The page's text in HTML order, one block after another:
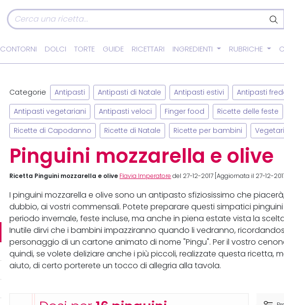
CONTORNI DOLCI TORTE GUIDE RICETTARI INGREDIENTI RUBRICHE
Categorie Antipasti Antipasti di Natale Antipasti estivi Antipasti
Antipasti vegetariani Antipasti veloci Finger food Ricette delle feste
Ricette di Capodanno Ricette di Natale Ricette per bambini
Pinguini mozzarella e olive
Ricetta Pinguini mozzarella e olive Flavia Imperatore del 27-12-2017 [Aggiornata il 27-12-
I pinguini mozzarella e olive sono un antipasto sfiziosissimo che
dubbio, ai vostri commensali. Potete preparare questi simpatici
periodo invernale, feste incluse, ma anche in piena estate vista la
Inutile dirvi che i bambini impazziranno quando li vedranno,
personaggio di un cartone animato di nome "Pingu". Per il vostro
quindi, se volete deliziare anche i più piccoli, realizzate questa ricetta,
aiuto, di certo porterete un tocco di allegria alla tavola.